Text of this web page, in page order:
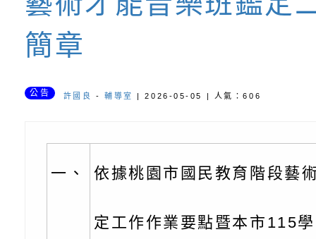
坊」、「祖孫樂淘桃
徵件活動」海報
服務資源資訊
檢送桃園市政府LED
字稿及LCD託播影（
函轉有關身心障礙者
（CRPD）第三次國
檢送行政院新聞傳播
訊
辦理「115年度促進
緒學習知能研習」
檢送桃園市政府LED
字稿及LCD託播影片
函轉有關本府新聞
6月交通安全宣導標
有關「115年各賣場
簡章
公告 許國良 -輔導室 | 2026-05-05 | 人氣：606
一、 依據桃園市國民教育階段藝
定工作作業要點暨本市115